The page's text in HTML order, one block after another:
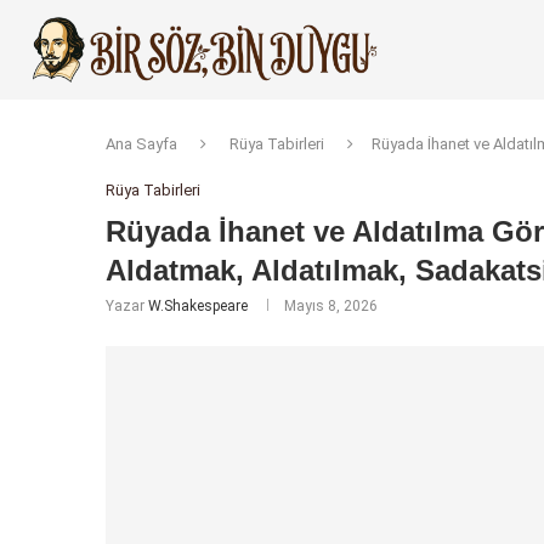
Ana Sayfa Rüya Tabirleri Rüyada İhanet ve
Rüya Tabirleri
Rüyada İhanet ve Aldatılma
Aldatmak, Aldatılmak,
Yazar W.Shakespeare Mayıs 8, 2026